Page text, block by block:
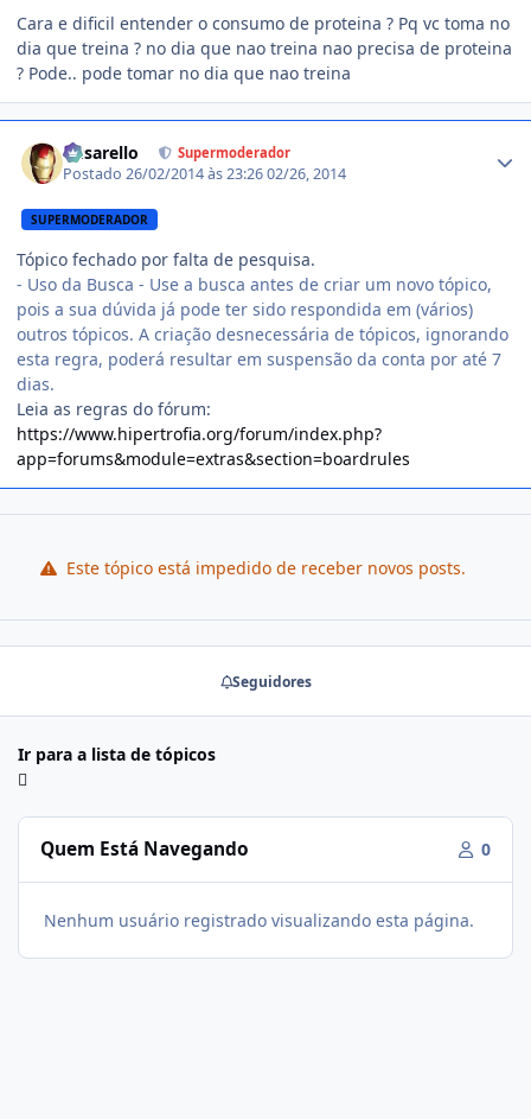
Cara e dificil entender o consumo de proteina ? Pq vc toma no
dia que treina ? no dia que nao treina nao precisa de proteina
? Pode.. pode tomar no dia que nao treina
busarello Supermoderador
Postado26/02/2014 às 23:2602/26, 2014
SUPERMODERADOR
Tópico fechado por falta de pesquisa.
- Uso da Busca - Use a busca antes de criar um novo tópico,
pois a sua dúvida já pode ter sido respondida em (vários)
outros tópicos. A criação desnecessária de tópicos, ignorando
esta regra, poderá resultar em suspensão da conta por até 7
dias.
Leia as regras do fórum:
https://www.hipertrofia.org/forum/index.php?
app=forums&module=extras&section=boardrules
Este tópico está impedido de receber novos posts.
Seguidores
Ir para a lista de tópicos
Quem Está Navegando 0
Nenhum usuário registrado visualizando esta página.